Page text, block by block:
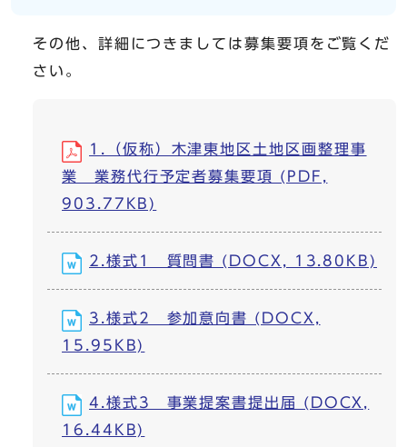
その他、詳細につきましては募集要項をご覧くだ
さい。
1.（仮称）木津東地区土地区画整理事
業 業務代行予定者募集要項 (PDF,
903.77KB)
2.様式1 質問書 (DOCX, 13.80KB)
3.様式2 参加意向書 (DOCX,
15.95KB)
4.様式3 事業提案書提出届 (DOCX,
16.44KB)